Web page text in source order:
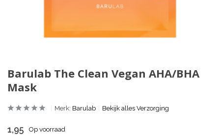
Barulab The Clean Vegan AHA/BHA
Mask
Merk: Barulab Bekijk alles Verzorging
1,95 Op voorraad